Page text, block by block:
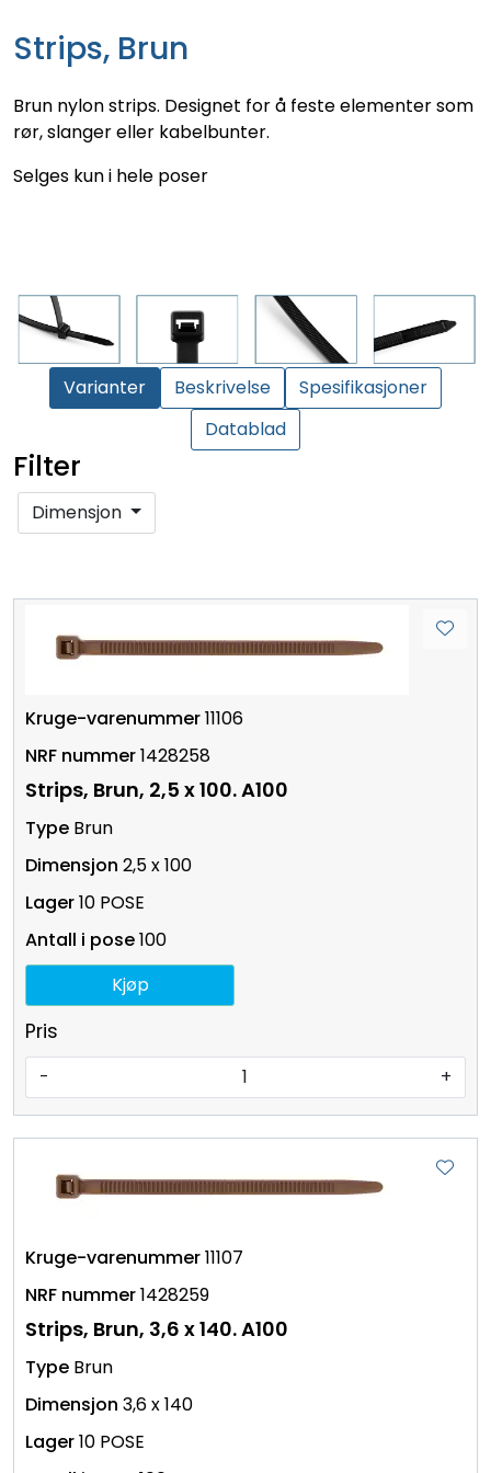
Strips, Brun
Brun nylon strips. Designet for å feste elementer som
rør, slanger eller kabelbunter.
Selges kun i hele poser
Varianter Beskrivelse
Spesifikasjoner
Datablad
Filter
Dimensjon
11106
1428258
Strips, Brun, 2,5 x 100. A100
Brun
2,5 x 100
10 POSE
100
Pris
- +
Kjøp
11107
1428259
Strips, Brun, 3,6 x 140. A100
Brun
3,6 x 140
10 POSE